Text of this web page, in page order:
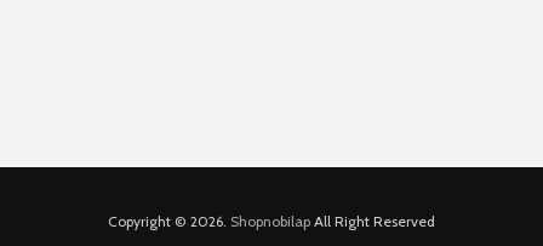
Copyright © 2026. Shopnobilap All Right Reserved